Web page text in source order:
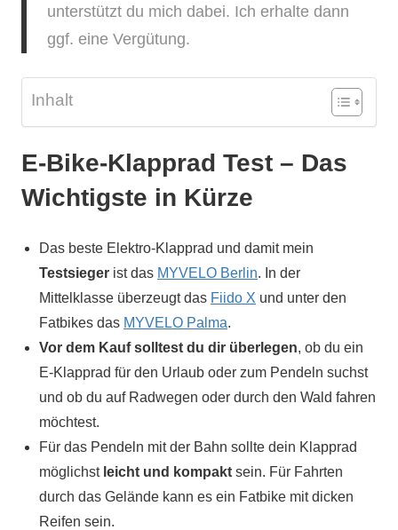
unterstützt du mich dabei. Ich erhalte dann
ggf. eine Vergütung.
Inhalt
E-Bike-Klapprad Test – Das
Wichtigste in Kürze
Das beste Elektro-Klapprad und damit mein
Testsieger ist das MYVELO Berlin. In der
Mittelklasse überzeugt das Fiido X und unter den
Fatbikes das MYVELO Palma.
Vor dem Kauf solltest du dir überlegen, ob du ein
E-Klapprad für den Urlaub oder zum Pendeln suchst
und ob du auf Radwegen oder durch den Wald fahren
möchtest.
Für das Pendeln mit der Bahn sollte dein Klapprad
möglichst leicht und kompakt sein. Für Fahrten
durch das Gelände kann es ein Fatbike mit dicken
Reifen sein.